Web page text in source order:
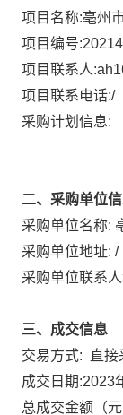
项目名称:亳州
项目编号:
项目联系人:
项目联系电话:/
采购计划信息:
二、采购单位
采购单位名称:
采购单位地址: /
采购单位联系
三、成交信息
交易方式: 直接
成交日期:2023
总成交金额（